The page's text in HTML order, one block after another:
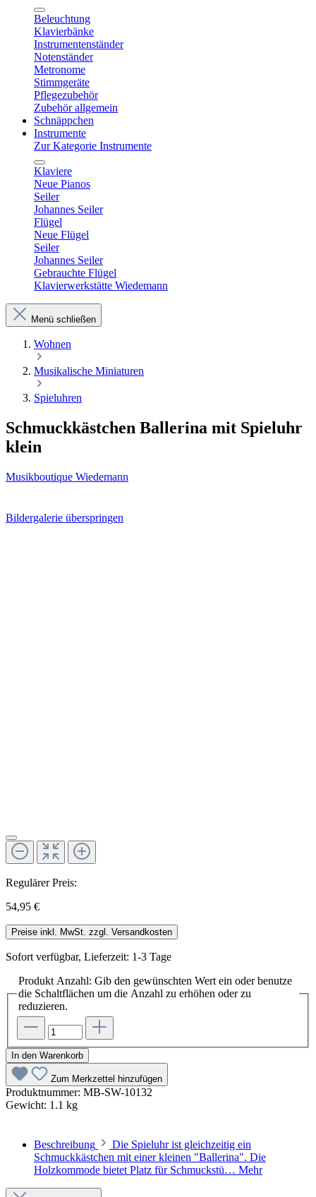
Beleuchtung
Klavierbänke
Instrumentenständer
Notenständer
Metronome
Stimmgeräte
Pflegezubehör
Zubehör allgemein
Schnäppchen
Instrumente
Zur Kategorie Instrumente
Klaviere
Neue Pianos
Seiler
Johannes Seiler
Flügel
Neue Flügel
Seiler
Johannes Seiler
Gebrauchte Flügel
Klavierwerkstätte Wiedemann
Menü schließen
Wohnen
Musikalische Miniaturen
Spieluhren
Schmuckkästchen Ballerina mit Spieluhr
klein
Musikboutique Wiedemann
Bildergalerie überspringen
Regulärer Preis:
54,95 €
Preise inkl. MwSt. zzgl. Versandkosten
Sofort verfügbar, Lieferzeit: 1-3 Tage
Produkt Anzahl: Gib den gewünschten Wert ein oder benutze
die Schaltflächen um die Anzahl zu erhöhen oder zu
reduzieren.
In den Warenkorb
Zum Merkzettel hinzufügen
Produktnummer: MB-SW-10132
Gewicht: 1.1 kg
Beschreibung
Die Spieluhr ist gleichzeitig ein
Schmuckkästchen mit einer kleinen "Ballerina". Die
Holzkommode bietet Platz für Schmuckstü… Mehr